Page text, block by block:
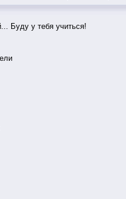
Буду у тебя учиться!